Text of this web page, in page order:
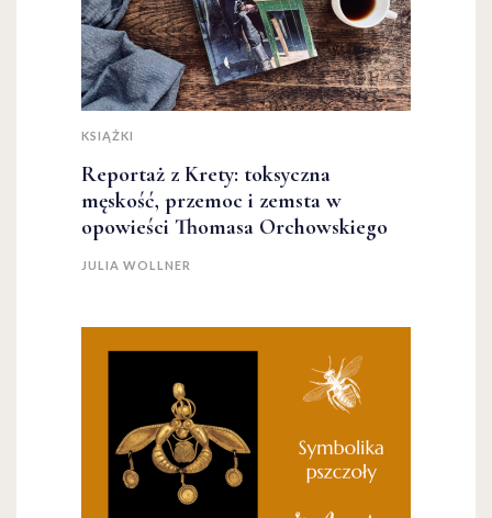
KSIĄŻKI
Reportaż z Krety: toksyczna
męskość, przemoc i zemsta w
opowieści Thomasa Orchowskiego
JULIA WOLLNER